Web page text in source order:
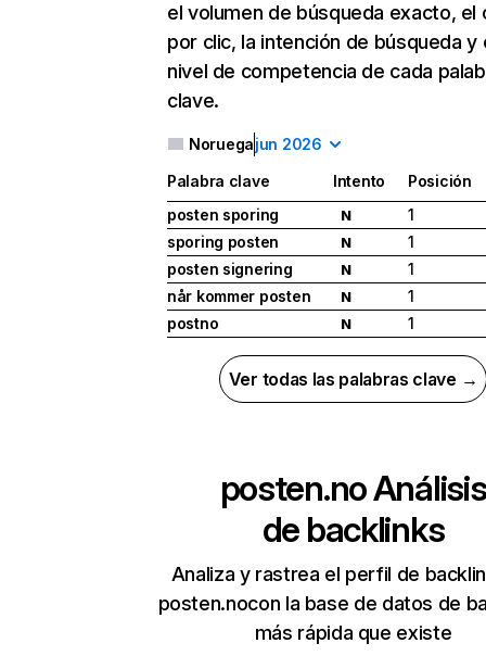
el volumen de búsqueda exacto, el
por clic, la intención de búsqueda y
nivel de competencia de cada
clave.
Noruegajun 2026
Palabra clave Intento
Posición
posten sporing
N
1
sporing posten
N
1
posten signering
N
1
når kommer posten
N
1
postno
N 1
Ver todas las palabras clave →
posten.noAnálisis
de backlinks
Analiza y rastrea el perfil de
posten.nocon la base de datos de
más rápida que existe